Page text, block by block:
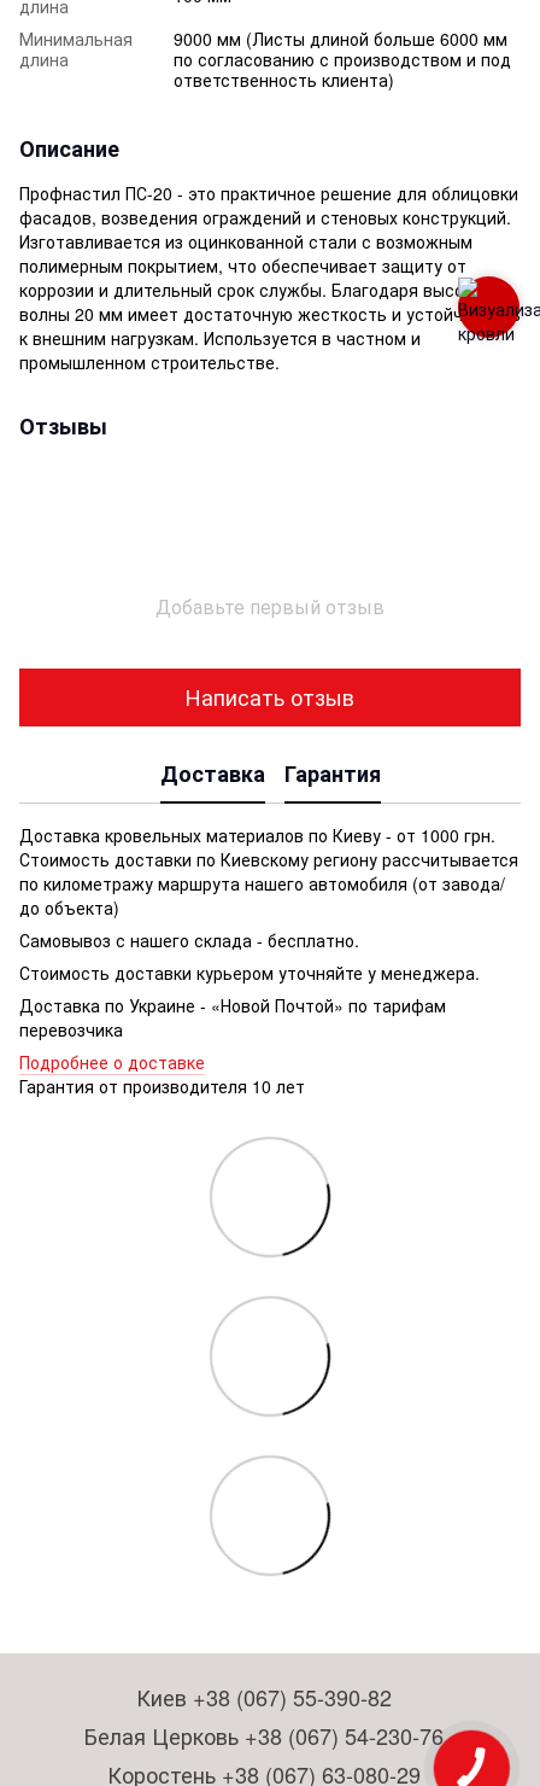
длина
Минимальная
длина
9000 мм (Листы длиной больше 6000 мм
по согласованию с производством и под
ответственность клиента)
Описание
Профнастил ПС-20 - это практичное решение для облицовки
фасадов, возведения ограждений и стеновых конструкций.
Изготавливается из оцинкованной стали с возможным
полимерным покрытием, что обеспечивает защиту от
коррозии и длительный срок службы. Благодаря высоте
волны 20 мм имеет достаточную жесткость и устойчивость
к внешним нагрузкам. Используется в частном и
промышленном строительстве.
Отзывы
Добавьте первый отзыв
Написать отзыв
Доставка Гарантия
Доставка кровельных материалов по Киеву - от 1000 грн.
Стоимость доставки по Киевскому региону рассчитывается
по километражу маршрута нашего автомобиля (от завода/
до объекта)
Самовывоз с нашего склада - бесплатно.
Стоимость доставки курьером уточняйте у менеджера.
Доставка по Украине - «Новой Почтой» по тарифам
перевозчика
Подробнее о доставке
Гарантия от производителя 10 лет
Киев +38 (067) 55-390-82
Белая Церковь +38 (067) 54-230-76
Коростень +38 (067) 63-080-29